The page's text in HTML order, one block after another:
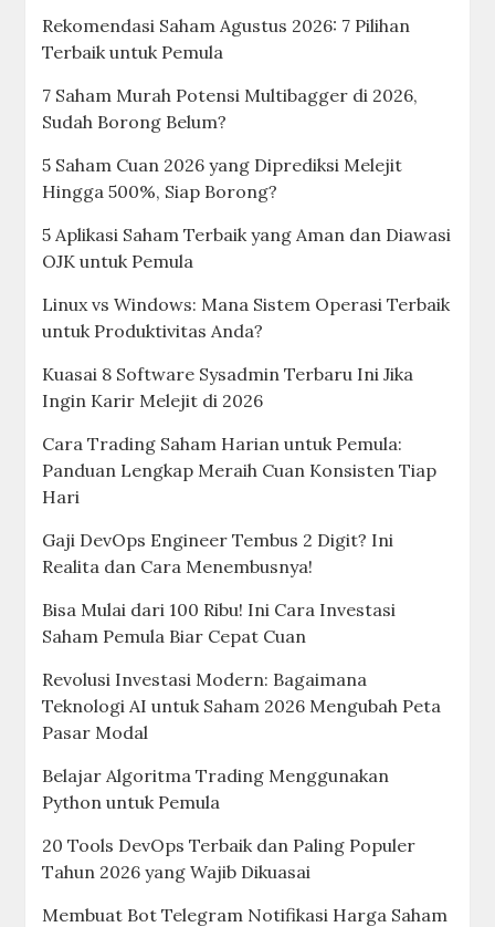
Rekomendasi Saham Agustus 2026: 7 Pilihan
Terbaik untuk Pemula
7 Saham Murah Potensi Multibagger di 2026,
Sudah Borong Belum?
5 Saham Cuan 2026 yang Diprediksi Melejit
Hingga 500%, Siap Borong?
5 Aplikasi Saham Terbaik yang Aman dan Diawasi
OJK untuk Pemula
Linux vs Windows: Mana Sistem Operasi Terbaik
untuk Produktivitas Anda?
Kuasai 8 Software Sysadmin Terbaru Ini Jika
Ingin Karir Melejit di 2026
Cara Trading Saham Harian untuk Pemula:
Panduan Lengkap Meraih Cuan Konsisten Tiap
Hari
Gaji DevOps Engineer Tembus 2 Digit? Ini
Realita dan Cara Menembusnya!
Bisa Mulai dari 100 Ribu! Ini Cara Investasi
Saham Pemula Biar Cepat Cuan
Revolusi Investasi Modern: Bagaimana
Teknologi AI untuk Saham 2026 Mengubah Peta
Pasar Modal
Belajar Algoritma Trading Menggunakan
Python untuk Pemula
20 Tools DevOps Terbaik dan Paling Populer
Tahun 2026 yang Wajib Dikuasai
Membuat Bot Telegram Notifikasi Harga Saham